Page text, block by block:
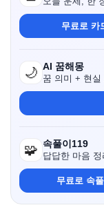
무료로 카
🌙 AI 꿈해몽
꿈 의미 + 현실
🧩 속풀이119
답답한 마음
무료로 속